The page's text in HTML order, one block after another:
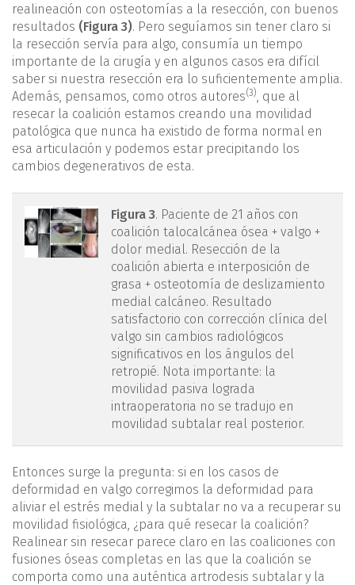
realineación con osteotomías a la resección, con buenos
resultados (Figura 3). Pero seguíamos sin tener claro si
la resección servía para algo, consumía un tiempo
importante de la cirugía y en algunos casos era difícil
saber si nuestra resección era lo suficientemente amplia.
Además, pensamos, como otros autores(3)
, que al
resecar la coalición estamos creando una movilidad
patológica que nunca ha existido de forma normal en
esa articulación y podemos estar precipitando los
cambios degenerativos de esta.
mact.1701.fs2403006-
figura3.png
Figura 3. Paciente de 21 años con
coalición talocalcánea ósea + valgo +
dolor medial. Resección de la
coalición abierta e interposición de
grasa + osteotomía de deslizamiento
medial calcáneo. Resultado
satisfactorio con corrección clínica del
valgo sin cambios radiológicos
significativos en los ángulos del
retropié. Nota importante: la
movilidad pasiva lograda
intraoperatoria no se tradujo en
movilidad subtalar real posterior.
Entonces surge la pregunta: si en los casos de
deformidad en valgo corregimos la deformidad para
aliviar el estrés medial y la subtalar no va a recuperar su
movilidad fisiológica, ¿para qué resecar la coalición?
Realinear sin resecar parece claro en las coaliciones con
fusiones óseas completas en las que la coalición se
comporta como una auténtica artrodesis subtalar y la